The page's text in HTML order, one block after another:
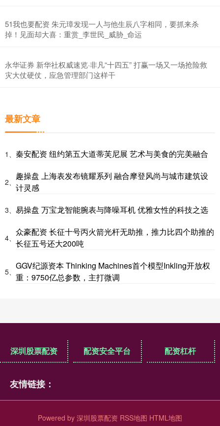
51我也要配资 朱元璋发现一人与他生辰八字相同，要抓来杀
掉！见面却大喜：重赏_李世民_威胁_命运
永华证券 新华社权威速览·非凡“十四五” 打赢一场又一场抢险救
灾大仗硬仗，应急管理部门这样干
最新文章
1、 秦安配资 纽约第五大道蒂芙尼展 艺术与美食的完美融合
2、
趣操盘 上海表发布镜耀系列 融合摩登风尚与城市建筑设
计灵感
3、 易操盘 万宝龙智能腕表与降噪耳机 优雅女性的科技之选
4、
众豪配资 长征十号丙火箭光杆无助推，推力比四个助推的
长征五号还大200吨
5、
GGV纪源资本 Thinking Machines首个模型Inkling开放权
重：9750亿总参数，主打微调
深圳股票配资 配资安全平台 配资杠杆
友情链接：
Powered by 深圳股票配资 RSS地图 HTML地图